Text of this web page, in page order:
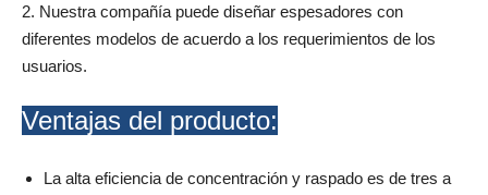
2. Nuestra compañía puede diseñar espesadores con
diferentes modelos de acuerdo a los requerimientos de los
usuarios.
Ventajas del producto:
La alta eficiencia de concentración y raspado es de tres a